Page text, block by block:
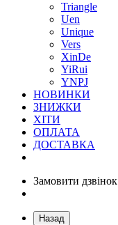
Triangle
Uen
Unique
Vers
XinDe
YiRui
YNPJ
НОВИНКИ
ЗНИЖКИ
ХІТИ
ОПЛАТА
ДОСТАВКА
Замовити дзвінок
Назад